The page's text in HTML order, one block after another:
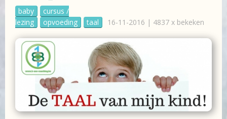
baby
cursus /
lezing
opvoeding taal 16-11-2016 | 4837 x bekeken